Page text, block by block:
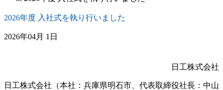
2026年度 入社式を執り行いました
2026年04月 1日
日工株式会社
日工株式会社（本社：兵庫県明⽯市、代表取締役社⻑：中山